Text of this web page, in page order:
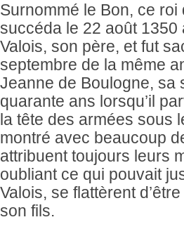
Surnommé le Bon, ce roi
succéda le 22 août 1350
Valois, son père, et fut
septembre de la même
Jeanne de Boulogne, sa
quarante ans lorsqu’il
la tête des armées sous
montré avec beaucoup
attribuent toujours leurs
oubliant ce qui pouvait
Valois, se flattèrent
son fils.